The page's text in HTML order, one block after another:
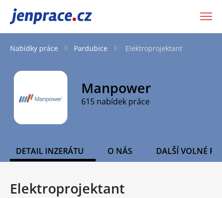
JenPráce.cz
Nabídky práce Pardubice Elektroprojektant
Manpower
615 nabídek práce
DETAIL INZERÁTU O NÁS DALŠÍ VOLNÉ
Elektroprojektant